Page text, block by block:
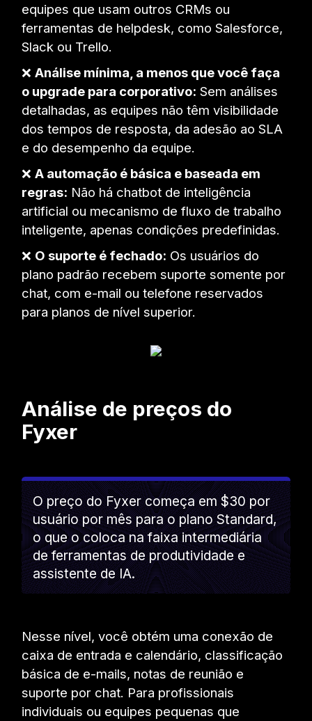
equipes que usam outros CRMs ou
ferramentas de helpdesk, como Salesforce,
Slack ou Trello.
❌Análise mínima, a menos que você faça
o upgrade para corporativo: Sem análises
detalhadas, as equipes não têm visibilidade
dos tempos de resposta, da adesão ao SLA
e do desempenho da equipe.
❌A automação é básica e baseada em
regras: Não há chatbot de inteligência
artificial ou mecanismo de fluxo de trabalho
inteligente, apenas condições predefinidas.
❌ O suporte é fechado: Os usuários do
plano padrão recebem suporte somente por
chat, com e-mail ou telefone reservados
para planos de nível superior.
Análise de preços do
Fyxer
O preço do Fyxer começa em $30 por
usuário por mês para o plano Standard,
o que o coloca na faixa intermediária
de ferramentas de produtividade e
assistente de IA.
Nesse nível, você obtém uma conexão de
caixa de entrada e calendário, classificação
básica de e-mails, notas de reunião e
suporte por chat. Para profissionais
individuais ou equipes pequenas que